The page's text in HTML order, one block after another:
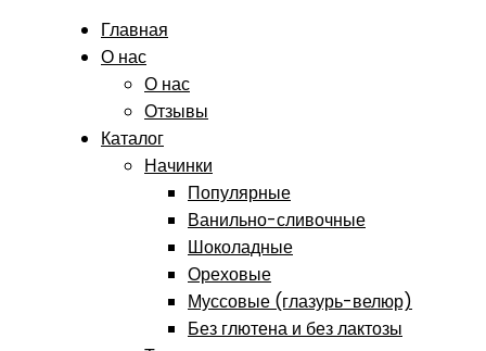
Главная
О нас
О нас
Отзывы
Каталог
Начинки
Популярные
Ванильно-сливочные
Шоколадные
Ореховые
Муссовые (глазурь-велюр)
Без глютена и без лактозы